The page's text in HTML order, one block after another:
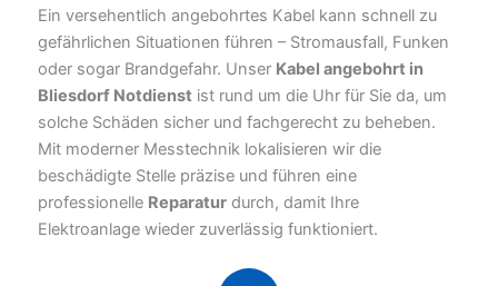
Ein versehentlich angebohrtes Kabel kann schnell zu
gefährlichen Situationen führen – Stromausfall, Funken
oder sogar Brandgefahr. Unser Kabel angebohrt in
Bliesdorf Notdienst ist rund um die Uhr für Sie da, um
solche Schäden sicher und fachgerecht zu beheben.
Mit moderner Messtechnik lokalisieren wir die
beschädigte Stelle präzise und führen eine
professionelle Reparatur durch, damit Ihre
Elektroanlage wieder zuverlässig funktioniert.